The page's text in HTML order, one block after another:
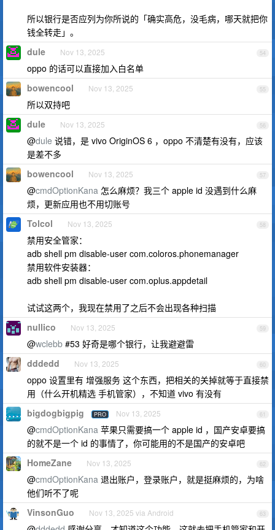
所以银行是否应列为你所说的「确实高危，没毛病，哪天就把你
钱全转走」。
54
dule Nov 13, 2025
oppo 的话可以直接加入白名单
55
bowencool Nov 13, 2025
所以双持吧
56
dule Nov 13, 2025
@dule 说错，是 vivo OriginOS 6 ，oppo 不清楚有没有，应该
是差不多
57
bowencool Nov 13, 2025
@cmdOptionKana 怎么麻烦？我三个 apple id 没遇到什么麻
烦，更新应用也不用切账号
58
Tolcol Nov 13, 2025
禁用安全管家：
adb shell pm disable-user com.coloros.phonemanager
禁用软件安装器：
adb shell pm disable-user com.oplus.appdetail
试试这两个，我现在禁用了之后不会出现各种扫描
59
nullico Nov 13, 2025
@wclebb #53 好奇是哪个银行，让我避避雷
60
dddedd Nov 13, 2025
oppo 设置里有 增强服务 这个东西，把相关的关掉就等于直接禁
用（什么开机精选 手机管家），不知道 vivo 有没有
61
bigdogbigpig PRO Nov 13, 2025
@cmdOptionKana 苹果只需要搞一个 apple id ，国产安卓要搞
的就不是一个 id 的事情了，你可能用的不是国产的安卓吧
62
HomeZane Nov 13, 2025
@cmdOptionKana 退出账户，登录账户，就是挺麻烦的，为啥
他们听不了呢
63
VinsonGuo Nov 13, 2025 via Android